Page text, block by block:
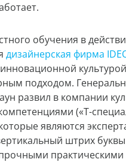
обучения в
дизайнерская фирма
подходом.
развил в компании
(«T-
являются
штрих буквы